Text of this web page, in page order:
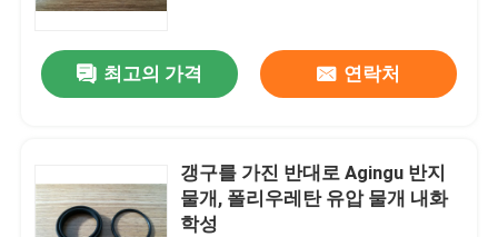
회사 소개
공장 견학
문의하기
최고의 가격 연락처
갱구를 가진 반대로 Agingu 반지
물개, 폴리우레탄 유압 물개 내화
학성